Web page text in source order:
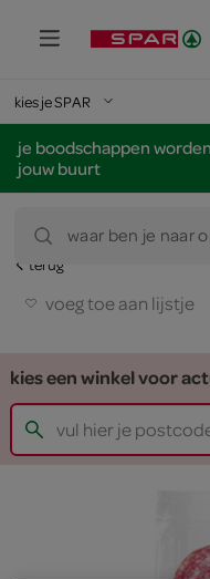
kies je SPAR
je boodschappen
jouw buurt
waar ben je naar
terug
voeg toe aan lijstje
kies een winkel voor